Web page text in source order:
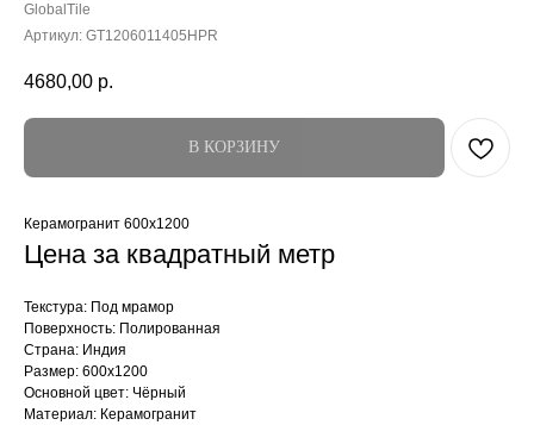
GlobalTile
Артикул: GT1206011405HPR
4680,00 р.
В КОРЗИНУ
Керамогранит 600x1200
Цена за квадратный метр
Текстура: Под мрамор
Поверхность: Полированная
Страна: Индия
Размер: 600x1200
Основной цвет: Чёрный
Материал: Керамогранит